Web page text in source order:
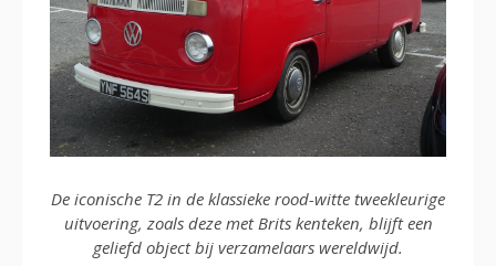
De iconische T2 in de klassieke rood-witte tweekleurige
uitvoering, zoals deze met Brits kenteken, blijft een
geliefd object bij verzamelaars wereldwijd.